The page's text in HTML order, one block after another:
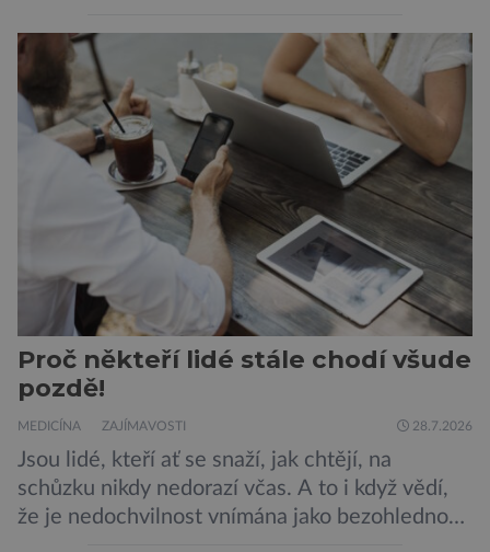
Ovšem slyšet o prvním ohnisku hantaviru na
výletní lodi bylo znepokojivé i pro odborníky.
Zdá se, že nebezpečí bylo prozatím zažehnáno.
Máme se bát nové pandemie? Hantavirus […]
Proč někteří lidé stále chodí všude
pozdě!
MEDICÍNA ZAJÍMAVOSTI 28.7.2026
Jsou lidé, kteří ať se snaží, jak chtějí, na
schůzku nikdy nedorazí včas. A to i když vědí,
že je nedochvilnost vnímána jako bezohlednost